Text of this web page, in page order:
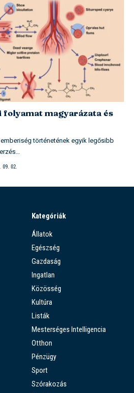
folyamat magyarázata és
történetének egyik legősibb
09. 02.
Kategóriák
Állatok
Egészség
Gazdaság
Ingatlan
Közösség
Kultúra
Listák
Mesterséges Intelligencia
Otthon
Pénzügy
Sport
Szórakozás